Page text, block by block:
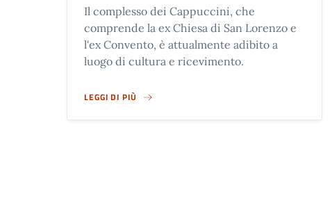
Il complesso dei Cappuccini, che
comprende la ex Chiesa di San Lorenzo e
l'ex Convento, è attualmente adibito a
luogo di cultura e ricevimento.
LEGGI DI PIÙ
CONVENTO DEI CAPPUCCINI E CHIESA DI SAN LORENZO